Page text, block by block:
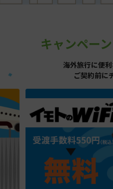
キャンペー
海外旅行に便
ご契約前に